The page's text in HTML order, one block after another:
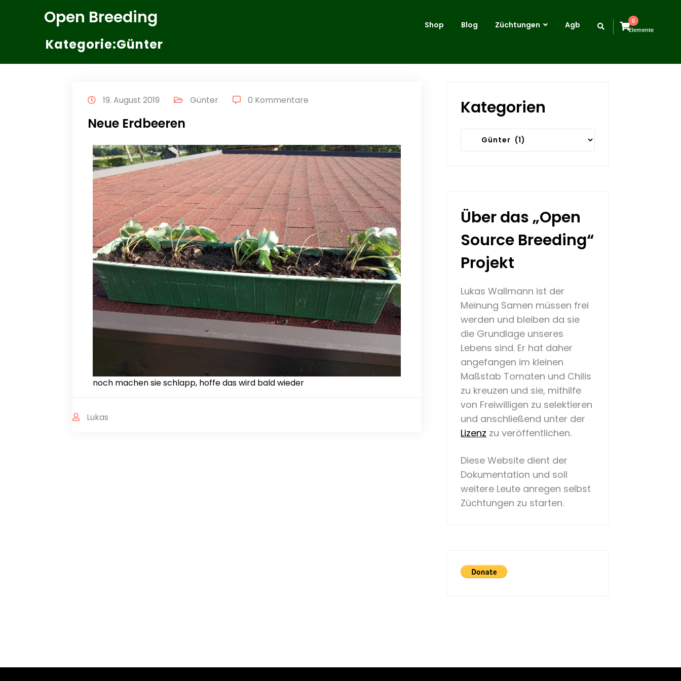
Open Breeding Shop Blog Züchtungen Agb
0
Elemente
Kategorie:Günter
19. August 2019 Günter 0 Kommentare
Neue Erdbeeren
noch machen sie schlapp, hoffe das wird bald wieder
Lukas
Kategorien
Kategorien
Über das „Open
Source Breeding“
Projekt
Lukas Wallmann ist der
Meinung Samen müssen frei
werden und bleiben da sie
die Grundlage unseres
Lebens sind. Er hat daher
angefangen im kleinen
Maßstab Tomaten und Chilis
zu kreuzen und sie, mithilfe
von Freiwilligen zu selektieren
und anschließend unter der
Lizenz zu veröffentlichen.
Diese Website dient der
Dokumentation und soll
weitere Leute anregen selbst
Züchtungen zu starten.